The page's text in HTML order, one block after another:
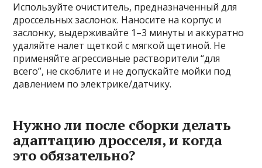
Используйте очиститель, предназначенный для
дроссельных заслонок. Наносите на корпус и
заслонку, выдерживайте 1–3 минуты и аккуратно
удаляйте налет щеткой с мягкой щетиной. Не
применяйте агрессивные растворители “для
всего”, не скоблите и не допускайте мойки под
давлением по электрике/датчику.
Нужно ли после сборки делать
адаптацию дросселя, и когда
это обязательно?